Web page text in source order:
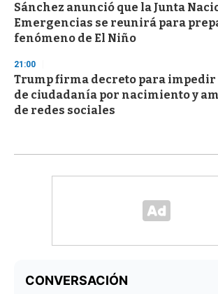
Sánchez anunció que la Junta
Emergencias se reunirá para
fenómeno de El Niño
21:00
Trump firma decreto para
de ciudadanía por nacimiento y
de redes sociales